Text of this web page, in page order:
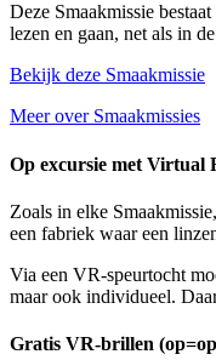
Deze Smaakmissie
lezen en gaan, net als in
Bekijk deze Smaakmissie
Meer over Smaakmissies
Op excursie met Virtual
Zoals in elke
een fabriek waar een
Via een VR-speurtocht
maar ook individueel.
Gratis VR-brillen